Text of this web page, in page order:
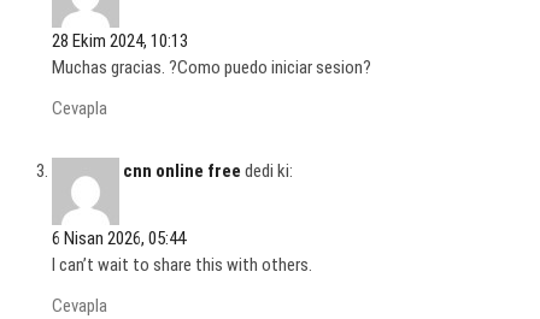
28 Ekim 2024, 10:13
Muchas gracias. ?Como puedo iniciar sesion?
Cevapla
cnn online free dedi ki:
6 Nisan 2026, 05:44
I can’t wait to share this with others.
Cevapla